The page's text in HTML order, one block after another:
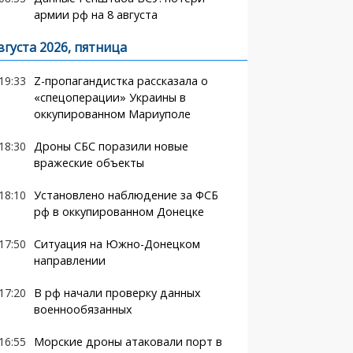
армии рф на 8 августа
2026, пятница
Z-пропагандистка рассказала о
«спецоперации» Украины в
оккупированном Мариуполе
Дроны СБС поразили новые
вражеские объекты
Установлено наблюдение за ФСБ
рф в оккупированном Донецке
Ситуация на Южно-Донецком
направлении
В рф начали проверку данных
военнообязанных
Морские дроны атаковали порт в